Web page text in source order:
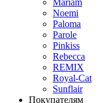
Mariam
Noemi
Paloma
Parole
Pinkiss
Rebecca
REMIX
Royal-Cat
Sunflair
Покупателям